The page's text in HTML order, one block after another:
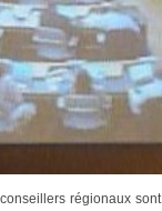
régionaux